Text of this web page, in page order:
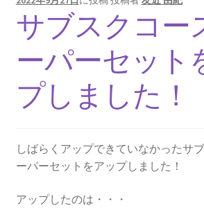
サブスクコー
ーパーセット
プしました！
しばらくアップできていなかったサ
ーパーセットをアップしました！
アップしたのは・・・